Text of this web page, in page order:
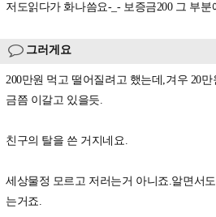
저도읽다가 화나씀요-_- 보증금200 그 부
그러게요
200만원 먹고 떨어질려고 했는데,겨우 20
금쯤 이갈고 있을듯.
친구의 탈을 쓴 거지네요.
세상물정 모르고 저러는거 아니죠.알면서
는거죠.